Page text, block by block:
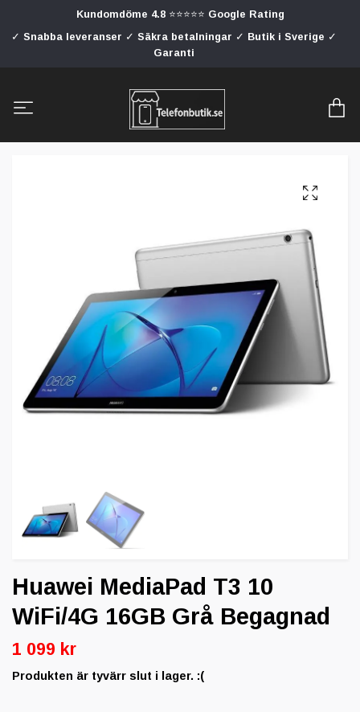
Kundomdöme 4.8 ⭐⭐⭐⭐⭐ Google Rating
✓ Snabba leveranser ✓ Säkra betalningar ✓ Butik i Sverige ✓
Garanti
Huawei MediaPad T3 10
WiFi/4G 16GB Grå Begagnad
1 099 kr
Produkten är tyvärr slut i lager. :(